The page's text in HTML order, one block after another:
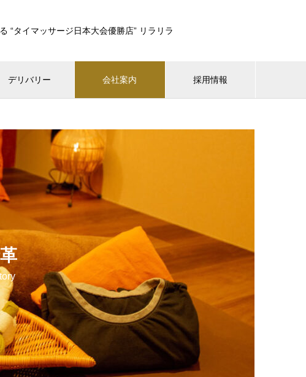
“タイマッサージ日本大会優勝店” リラリラ
デリバリー 会社案内 採用情報